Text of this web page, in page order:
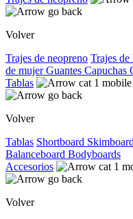
Volver
Trajes de neopreno Trajes de
de mujerGuantes Capuchas
Tablas
Volver
Tablas Shortboard Skimboard
Balanceboard Bodyboards
Accesorios
Volver